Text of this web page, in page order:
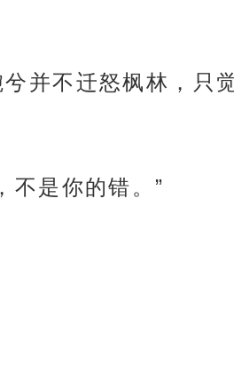
并不迁怒枫林，只
不是你的错。”